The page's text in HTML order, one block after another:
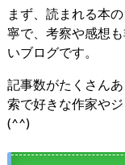
まず、読まれる本
寧で、考察や感想
いブログです。
記事数がたくさん
索で好きな作家や
(^^)